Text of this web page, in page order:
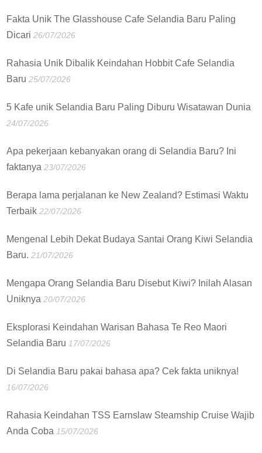
Fakta Unik The Glasshouse Cafe Selandia Baru Paling
Dicari 26/07/2026
Rahasia Unik Dibalik Keindahan Hobbit Cafe Selandia
Baru 25/07/2026
5 Kafe unik Selandia Baru Paling Diburu Wisatawan Dunia
24/07/2026
Apa pekerjaan kebanyakan orang di Selandia Baru? Ini
faktanya 23/07/2026
Berapa lama perjalanan ke New Zealand? Estimasi Waktu
Terbaik 22/07/2026
Mengenal Lebih Dekat Budaya Santai Orang Kiwi Selandia
Baru. 21/07/2026
Mengapa Orang Selandia Baru Disebut Kiwi? Inilah Alasan
Uniknya 20/07/2026
Eksplorasi Keindahan Warisan Bahasa Te Reo Maori
Selandia Baru 17/07/2026
Di Selandia Baru pakai bahasa apa? Cek fakta uniknya!
16/07/2026
Rahasia Keindahan TSS Earnslaw Steamship Cruise Wajib
Anda Coba 15/07/2026